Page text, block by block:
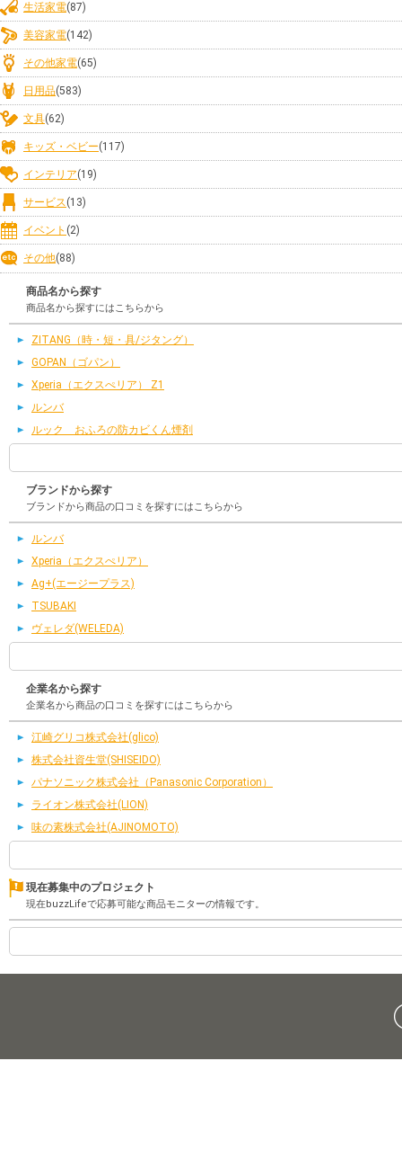
生活家電(87)
美容家電(142)
その他家電(65)
日用品(583)
文具(62)
キッズ・ベビー(117)
インテリア(19)
サービス(13)
イベント (2)
その他(88)
商品名から探す
商品名から探すにはこちらから
ZITANG（時・短・具/ジタング）
GOPAN（ゴパン）
Xperia（エクスぺリア） Z1
ルンバ
ルック おふろの防カビくん煙剤
ブランドから探す
ブランドから商品の口コミを探すにはこちらから
ルンバ
Xperia（エクスぺリア）
Ag+(エージープラス)
TSUBAKI
ヴェレダ(WELEDA)
企業名から探す
企業名から商品の口コミを探すにはこちらから
江崎グリコ株式会社(glico)
株式会社資生堂(SHISEIDO)
パナソニック株式会社（Panasonic Corporation）
ライオン株式会社(LION)
味の素株式会社(AJINOMOTO)
現在募集中のプロジェクト
現在buzzLifeで応募可能な商品モニターの情報です。